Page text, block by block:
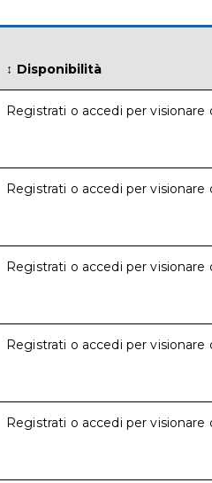
Disponibilità
Registrati o accedi per visionare
Registrati o accedi per visionare
Registrati o accedi per visionare
Registrati o accedi per visionare
Registrati o accedi per visionare